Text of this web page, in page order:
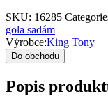
SKU: 16285
gola sadám
Výrobce:King Tony
Do obchodu
Popis